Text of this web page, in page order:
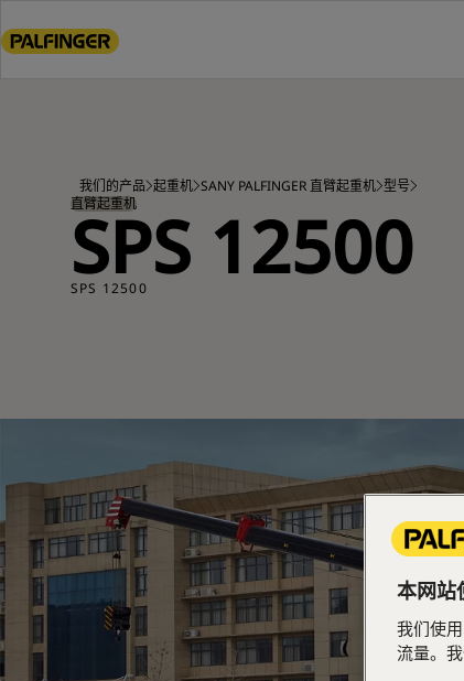
to
我们的产品 起重机 SANY PALFINGER 直臂起重机 型号
直臂起重机
SPS 12500
SPS 12500
本网站
我们使
流量。